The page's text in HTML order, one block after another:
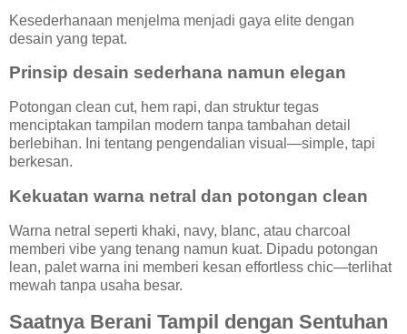
Kesederhanaan menjelma menjadi gaya elite dengan
desain yang tepat.
Prinsip desain sederhana namun elegan
Potongan clean cut, hem rapi, dan struktur tegas
menciptakan tampilan modern tanpa tambahan detail
berlebihan. Ini tentang pengendalian visual—simple, tapi
berkesan.
Kekuatan warna netral dan potongan clean
Warna netral seperti khaki, navy, blanc, atau charcoal
memberi vibe yang tenang namun kuat. Dipadu potongan
lean, palet warna ini memberi kesan effortless chic—terlihat
mewah tanpa usaha besar.
Saatnya Berani Tampil dengan Sentuhan